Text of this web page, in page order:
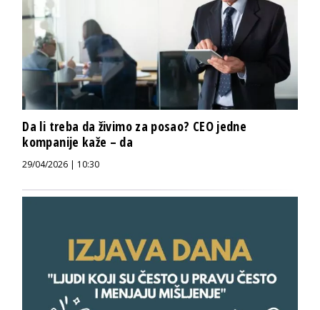
Da li treba da živimo za posao? CEO jedne
kompanije kaže – da
29/04/2026 | 10:30